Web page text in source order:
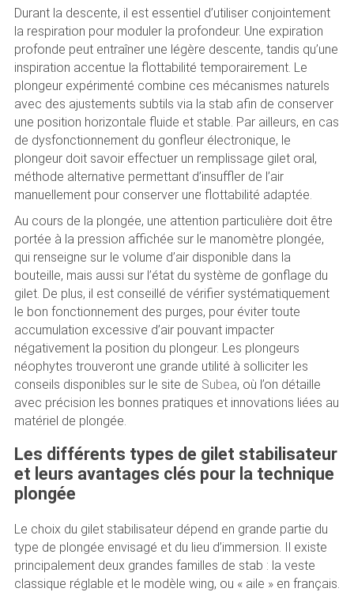
Durant la descente, il est essentiel d’utiliser conjointement
la respiration pour moduler la profondeur. Une expiration
profonde peut entraîner une légère descente, tandis qu’une
inspiration accentue la flottabilité temporairement. Le
plongeur expérimenté combine ces mécanismes naturels
avec des ajustements subtils via la stab afin de conserver
une position horizontale fluide et stable. Par ailleurs, en cas
de dysfonctionnement du gonfleur électronique, le
plongeur doit savoir effectuer un remplissage gilet oral,
méthode alternative permettant d’insuffler de l’air
manuellement pour conserver une flottabilité adaptée.
Au cours de la plongée, une attention particulière doit être
portée à la pression affichée sur le manomètre plongée,
qui renseigne sur le volume d’air disponible dans la
bouteille, mais aussi sur l’état du système de gonflage du
gilet. De plus, il est conseillé de vérifier systématiquement
le bon fonctionnement des purges, pour éviter toute
accumulation excessive d’air pouvant impacter
négativement la position du plongeur. Les plongeurs
néophytes trouveront une grande utilité à solliciter les
conseils disponibles sur le site de Subea, où l’on détaille
avec précision les bonnes pratiques et innovations liées au
matériel de plongée.
Les différents types de gilet stabilisateur
et leurs avantages clés pour la technique
plongée
Le choix du gilet stabilisateur dépend en grande partie du
type de plongée envisagé et du lieu d’immersion. Il existe
principalement deux grandes familles de stab : la veste
classique réglable et le modèle wing, ou « aile » en français.